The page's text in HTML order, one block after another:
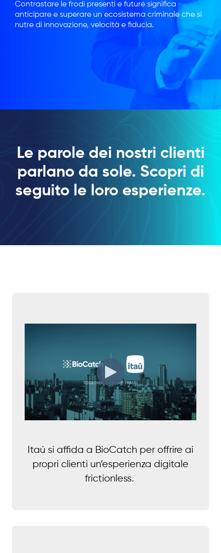
Contrastare le frodi presenti e future significa
anticipare e superare un ecosistema criminale che si
nutre di innovazione, velocità e fiducia.
Le parole dei nostri clienti
parlano da sole. Scopri di
seguito le loro esperienze.
Itaú si affida a BioCatch per offrire ai
propri clienti un’esperienza digitale
frictionless.